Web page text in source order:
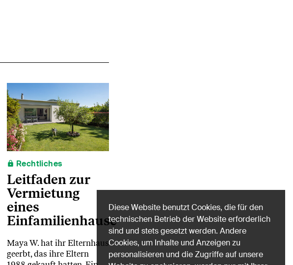
Rechtliches
Leitfaden zur
Vermietung
eines
Einfamilienhauses
Maya W. hat ihr Elternhaus
geerbt, das ihre Eltern
Diese Website benutzt Cookies, die für den
technischen Betrieb der Website erforderlich
sind und stets gesetzt werden. Andere
Cookies, um Inhalte und Anzeigen zu
personalisieren und die Zugriffe auf unsere